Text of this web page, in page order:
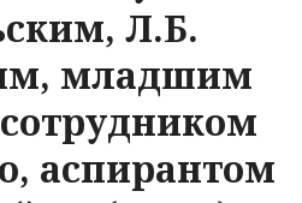
Л.Б.
младшим
аспирантом